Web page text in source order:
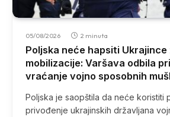
05/08/2026 2 minuta
Poljska neće hapsiti Ukrajince
mobilizacije: Varšava odbila
vraćanje vojno sposobnih
Poljska je saopštila da neće koristiti
privođenje ukrajinskih državljana